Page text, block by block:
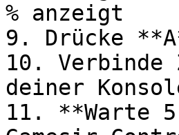
% anzeigt
9. Drücke
10. Verbinde
deiner
11. **Warte 5